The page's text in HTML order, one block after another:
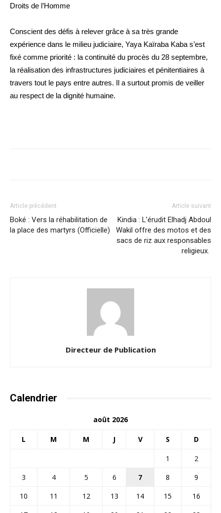
Droits de l’Homme
Conscient des défis à relever grâce à sa très grande
expérience dans le milieu judiciaire, Yaya Kaïraba Kaba s’est
fixé comme priorité : la continuité du procès du 28 septembre,
la réalisation des infrastructures judiciaires et pénitentiaires à
travers tout le pays entre autres. Il a surtout promis de veiller
au respect de la dignité humaine.
Article précédent
Boké : Vers la réhabilitation de
la place des martyrs (Officielle)
Article suivant
Kindia : L’érudit Elhadj Abdoul
Wakil offre des motos et des
sacs de riz aux responsables
religieux.
Directeur de Publication
Calendrier
août 2026
L M M J V S D
1
2
3
4 5 6 7 8
9
10
11 12 13 14 15
16